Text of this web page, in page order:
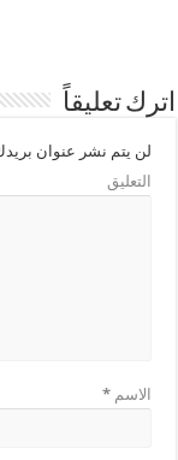
اترك تعليقاً
لن يتم نشر عنوان
التعليق
الاسم*